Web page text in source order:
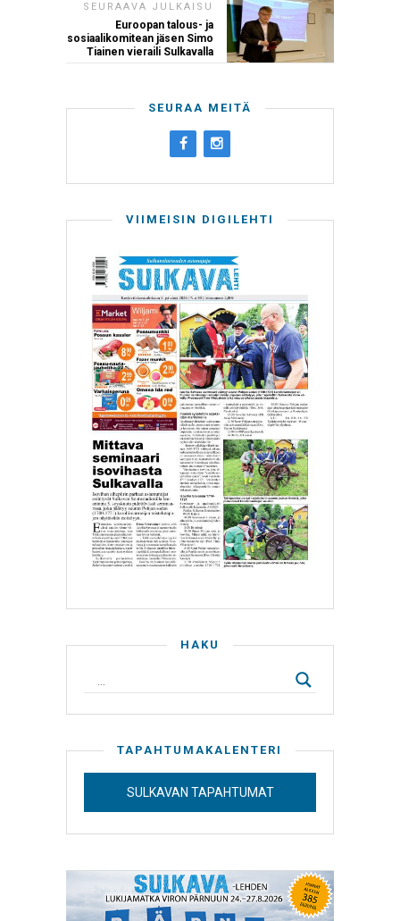
SEURAAVA JULKAISU
Euroopan talous- ja
sosiaalikomitean jäsen Simo
Tiainen vieraili Sulkavalla
SEURAA MEITÄ
VIIMEISIN DIGILEHTI
HAKU
TAPAHTUMAKALENTERI
SULKAVAN TAPAHTUMAT